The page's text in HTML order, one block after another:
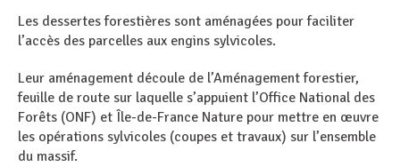
Les dessertes forestières sont aménagées pour faciliter
l’accès des parcelles aux engins sylvicoles.
Leur aménagement découle de l’Aménagement forestier,
feuille de route sur laquelle s’appuient l’Office National des
Forêts (ONF) et Île-de-France Nature pour mettre en œuvre
les opérations sylvicoles (coupes et travaux) sur l’ensemble
du massif.